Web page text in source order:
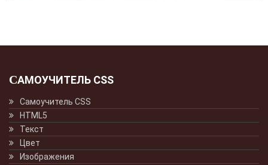
САМОУЧИТЕЛЬ CSS
Самоучитель CSS
HTML5
Текст
Цвет
Изображения